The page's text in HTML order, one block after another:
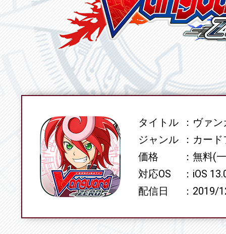
SPECタイトル
ヴァン
ジャンル
カード
価格
無料(
対応OS
iOS
配信日
2019/